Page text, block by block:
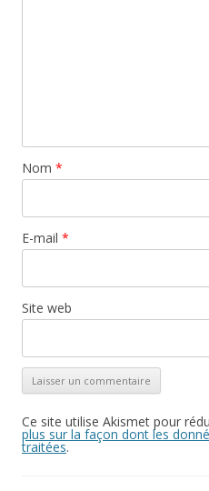
Nom *
E-mail *
Site web
Ce site utilise Akismet pour
plus sur la façon dont les
traitées.